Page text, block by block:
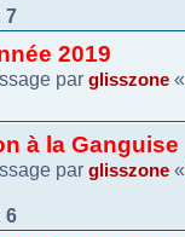
7
2019
par glisszone «
à la Ganguise
par glisszone «
6